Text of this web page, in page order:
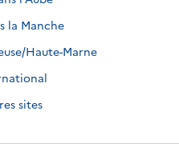
la Manche
Haute-Marne
sites